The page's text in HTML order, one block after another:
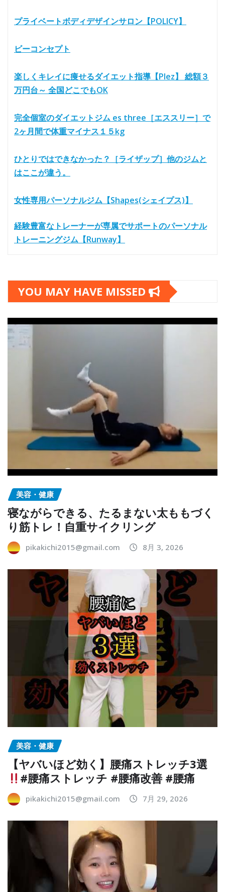
プライベートボディデザインサロン【POLICY】
ビーコンセプト
楽しくキレイに痩せるダイエット指導【Plez】 総額３
万円台～ 全国どこでもOK
完全個室のダイエットジム es three［エススリー］で
2ヶ月間で体重マイナス１５kg
ひとりではできなかった？［ライザップ］他のジムと
はここが違う。
女性専用パーソナルジム【Shapes(シェイプス)】
経験豊富なトレーナーが専属でサポートのパーソナル
トレーニングジム【Runway】
YOU MAY HAVE MISSED
美容・健康
寝ながらできる、たるまない太ももづく
り筋トレ！自重サイクリング
pikakichi2015@gmail.com 8月 3, 2026
美容・健康
【ヤバいほど効く】腰痛ストレッチ3選
#腰痛ストレッチ #腰痛改善 #腰痛
pikakichi2015@gmail.com 7月 29, 2026